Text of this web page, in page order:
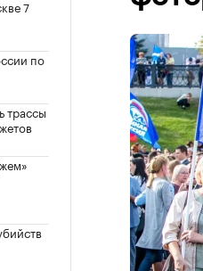
7
по
трассы